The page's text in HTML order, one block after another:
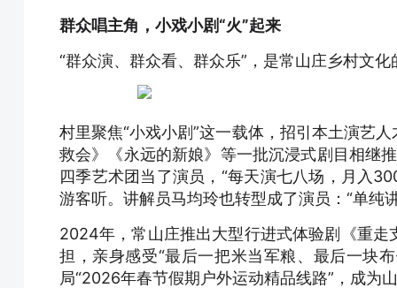
群众唱主角，小戏小剧“火”起来
“群众演、群众看、群众乐”，是常山庄乡村文
村里聚焦“小戏小剧”这一载体，招引本土演艺
救会》《永远的新娘》等一批沉浸式剧目相继
四季艺术团当了演员，“每天演七八场，月入
游客听。讲解员马均玲也转型成了演员：“单纯
2024年，常山庄推出大型行进式体验剧《重
担，亲身感受“最后一把米当军粮、最后一块
局“2026年春节假期户外运动精品线路”，成为